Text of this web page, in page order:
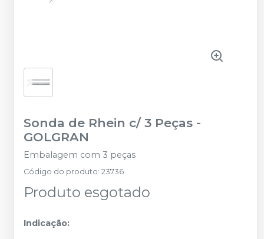
Sonda de Rhein c/ 3 Peças -
GOLGRAN
Embalagem com 3 peças
Código do produto: 23736
Produto esgotado
Indicação: